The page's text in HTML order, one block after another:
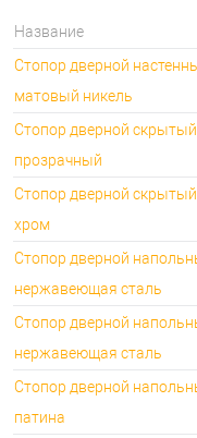
🔐Домофоны:
⭐Сигнализация AJAX:
🔑
Название
Стопор дверной
матовый никель
Стопор дверной
прозрачный
Стопор дверной
хром
Стопор дверной
нержавеющая сталь
Стопор дверной
нержавеющая сталь
Стопор дверной
патина